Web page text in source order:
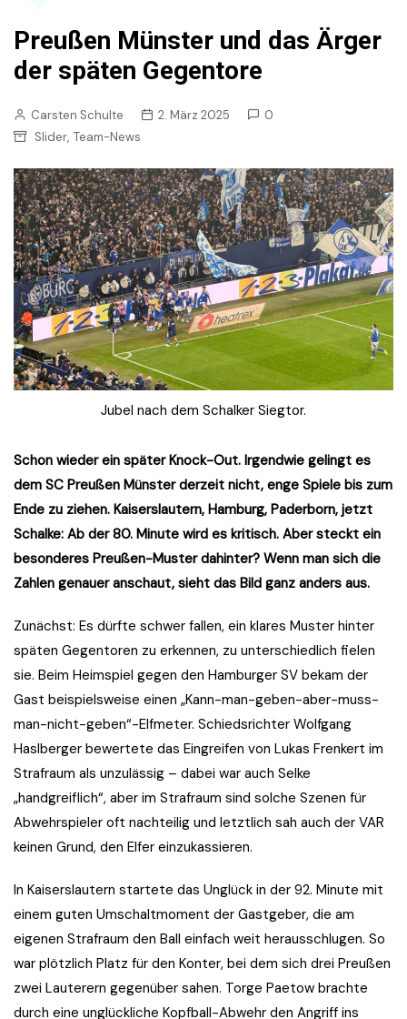
Preußen Münster und das Ärger
der späten Gegentore
Carsten Schulte 2. März 2025
0
Slider, Team-News
Jubel nach dem Schalker Siegtor.
Schon wieder ein später Knock-Out. Irgendwie gelingt es
dem SC Preußen Münster derzeit nicht, enge Spiele bis zum
Ende zu ziehen. Kaiserslautern, Hamburg, Paderborn, jetzt
Schalke: Ab der 80. Minute wird es kritisch. Aber steckt ein
besonderes Preußen-Muster dahinter? Wenn man sich die
Zahlen genauer anschaut, sieht das Bild ganz anders aus.
Zunächst: Es dürfte schwer fallen, ein klares Muster hinter
späten Gegentoren zu erkennen, zu unterschiedlich fielen
sie. Beim Heimspiel gegen den Hamburger SV bekam der
Gast beispielsweise einen „Kann-man-geben-aber-muss-
man-nicht-geben“-Elfmeter. Schiedsrichter Wolfgang
Haslberger bewertete das Eingreifen von Lukas Frenkert im
Strafraum als unzulässig – dabei war auch Selke
„handgreiflich“, aber im Strafraum sind solche Szenen für
Abwehrspieler oft nachteilig und letztlich sah auch der VAR
keinen Grund, den Elfer einzukassieren.
In Kaiserslautern startete das Unglück in der 92. Minute mit
einem guten Umschaltmoment der Gastgeber, die am
eigenen Strafraum den Ball einfach weit herausschlugen. So
war plötzlich Platz für den Konter, bei dem sich drei Preußen
zwei Lauterern gegenüber sahen. Torge Paetow brachte
durch eine unglückliche Kopfball-Abwehr den Angriff ins